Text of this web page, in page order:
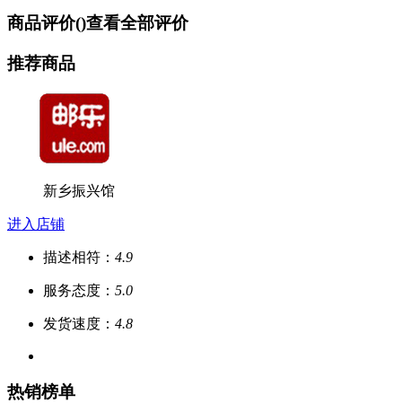
商品评价()查看全部评价
推荐商品
新乡振兴馆
进入店铺
描述相符： 4.9
服务态度： 5.0
发货速度： 4.8
热销榜单